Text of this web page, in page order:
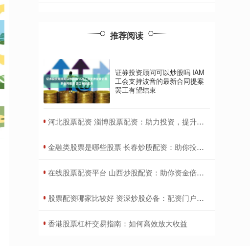
推荐阅读
证券投资顾问可以炒股吗 IAM
工会支持波音的最新合同提案
罢工有望结束
​河北股票配资 淄博股票配资：助力投资，提升收益
​金融类股票是哪些股票 长春炒股配资：助你投资腾飞，把握财富机遇
​在线股票配资平台 山西炒股配资：助你资金倍增，投资更轻松
​股票配资哪家比较好 资深炒股必备：配资门户，助你投资无忧
​香港股票杠杆交易指南：如何高效放大收益